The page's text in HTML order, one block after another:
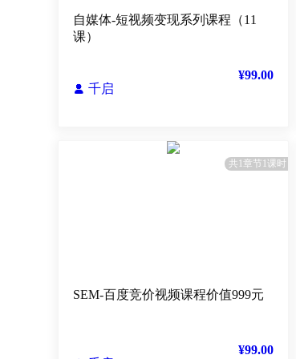
自媒体-短视频变现系列课程（11
课）
 千启
¥99.00
共1章节1课时
SEM-百度竞价视频课程价值999元
¥99.00